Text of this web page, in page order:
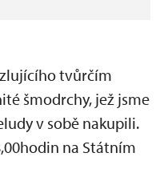
tvůrčím
šmodrchy, jež jsme
v sobě nakupili.
na Státním